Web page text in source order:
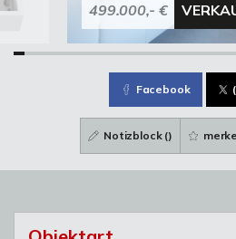
499.000,- €
Facebook
Notizblock ()